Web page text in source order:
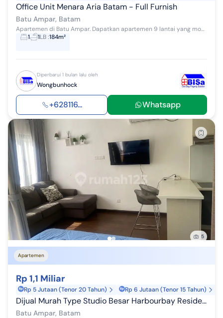
Office Unit Menara Aria Batam - Full Furnish
Batu Ampar, Batam
Apartemen di Batu Ampar. Dapatkan apartemen 9 lantai yang modern ini, dijual menghadirkan lingkungan fasilitas yang lengkap, cocok untuk Anda yan...
1
1LB:184m²
Diperbarui 1 bulan lalu oleh
Wongbunhock
+628116... Whatsapp
5
Apartemen
Rp 1,1 Miliar
Rp 5 Jutaan (Tenor 20 Tahun) Rp 6 Jutaan (Tenor 15 Tahun)
Dijual Murah Type Studio Besar Harbourbay Residences Batam
Batu Ampar, Batam